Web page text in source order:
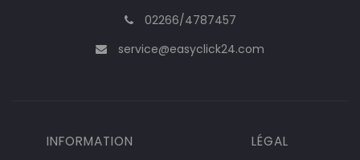
02266/4787457
service@easyclick24.com
INFORMATION LÉGAL